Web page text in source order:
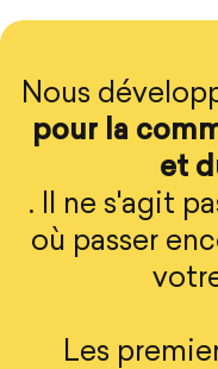
Nous
pour la
et
. Il ne s'agit
où passer
Les